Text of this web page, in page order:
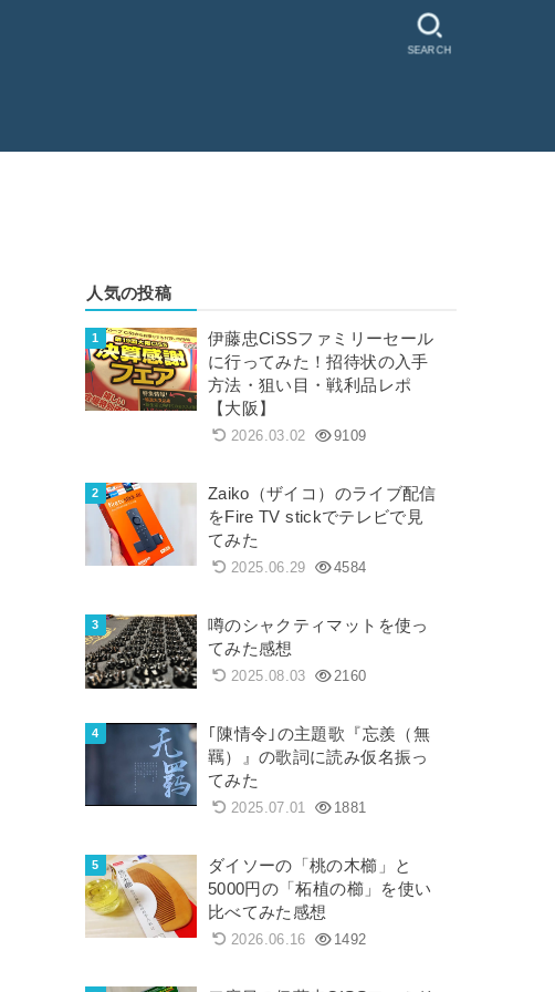
SEARCH
人気の投稿
伊藤忠CiSSファミリーセール
に行ってみた！招待状の入手
方法・狙い目・戦利品レポ
【大阪】
2026.03.02 9109
Zaiko（ザイコ）のライブ配信
をFire TV stickでテレビで見
てみた
2025.06.29 4584
噂のシャクティマットを使っ
てみた感想
2025.08.03 2160
｢陳情令｣の主題歌『忘羨（無
羈）』の歌詞に読み仮名振っ
てみた
2025.07.01 1881
ダイソーの「桃の木櫛」と
5000円の「柘植の櫛」を使い
比べてみた感想
2026.06.16 1492